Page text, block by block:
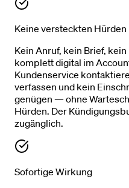
Keine versteckten Hürden
Kein Anruf, kein Brief,
komplett digital im
Kundenservice
verfassen und kein
genügen — ohne
Hürden. Der
zugänglich.
Sofortige Wirkung